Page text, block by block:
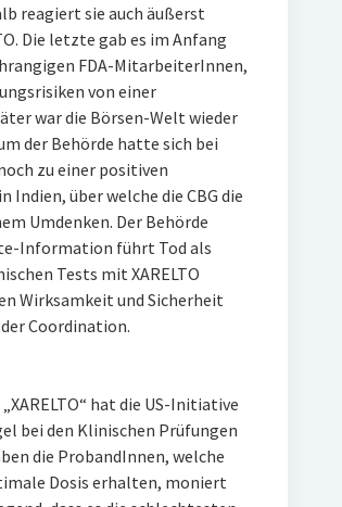
reagiert sie auch äußerst
Die letzte gab es im Anfang
FDA-MitarbeiterInnen,
von einer
war die Börsen-Welt wieder
der Behörde hatte sich bei
zu einer positiven
über welche die CBG die
Umdenken. Der Behörde
Information führt Tod als
Tests mit XARELTO
Wirksamkeit und Sicherheit
Coordination.
hat die US-Initiative
bei den Klinischen Prüfungen
die ProbandInnen, welche
Dosis erhalten, moniert